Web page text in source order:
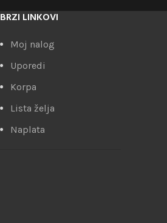
BRZI LINKOVI
Moj nalog
Uporedi
Korpa
Lista želja
Naplata